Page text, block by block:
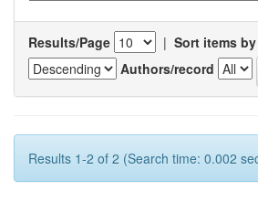
Results/Page | Sort items by
Authors/record
Results 1-2 of 2 (Search time: 0.002